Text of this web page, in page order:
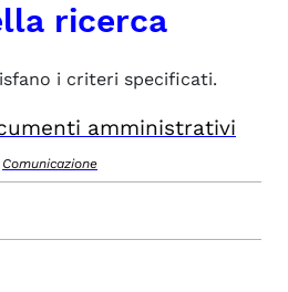
ricerca
i criteri specificati.
amministrativi
Comunicazione